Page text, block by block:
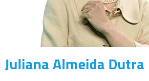
Juliana Almeida Dutra